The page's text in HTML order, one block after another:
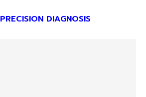
PRECISION DIAGNOSIS